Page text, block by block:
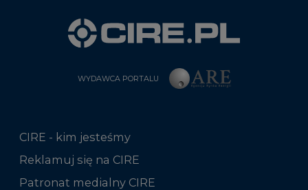
WYDAWCA PORTALU
CIRE - kim jesteśmy
Reklamuj się na CIRE
Patronat medialny CIRE